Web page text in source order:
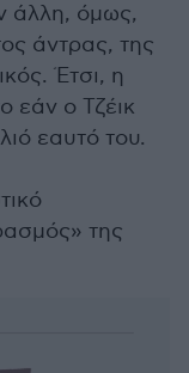
άλλη, όμως,
άντρας, της
Έτσι, η
εάν ο Τζέικ
εαυτό του.
της